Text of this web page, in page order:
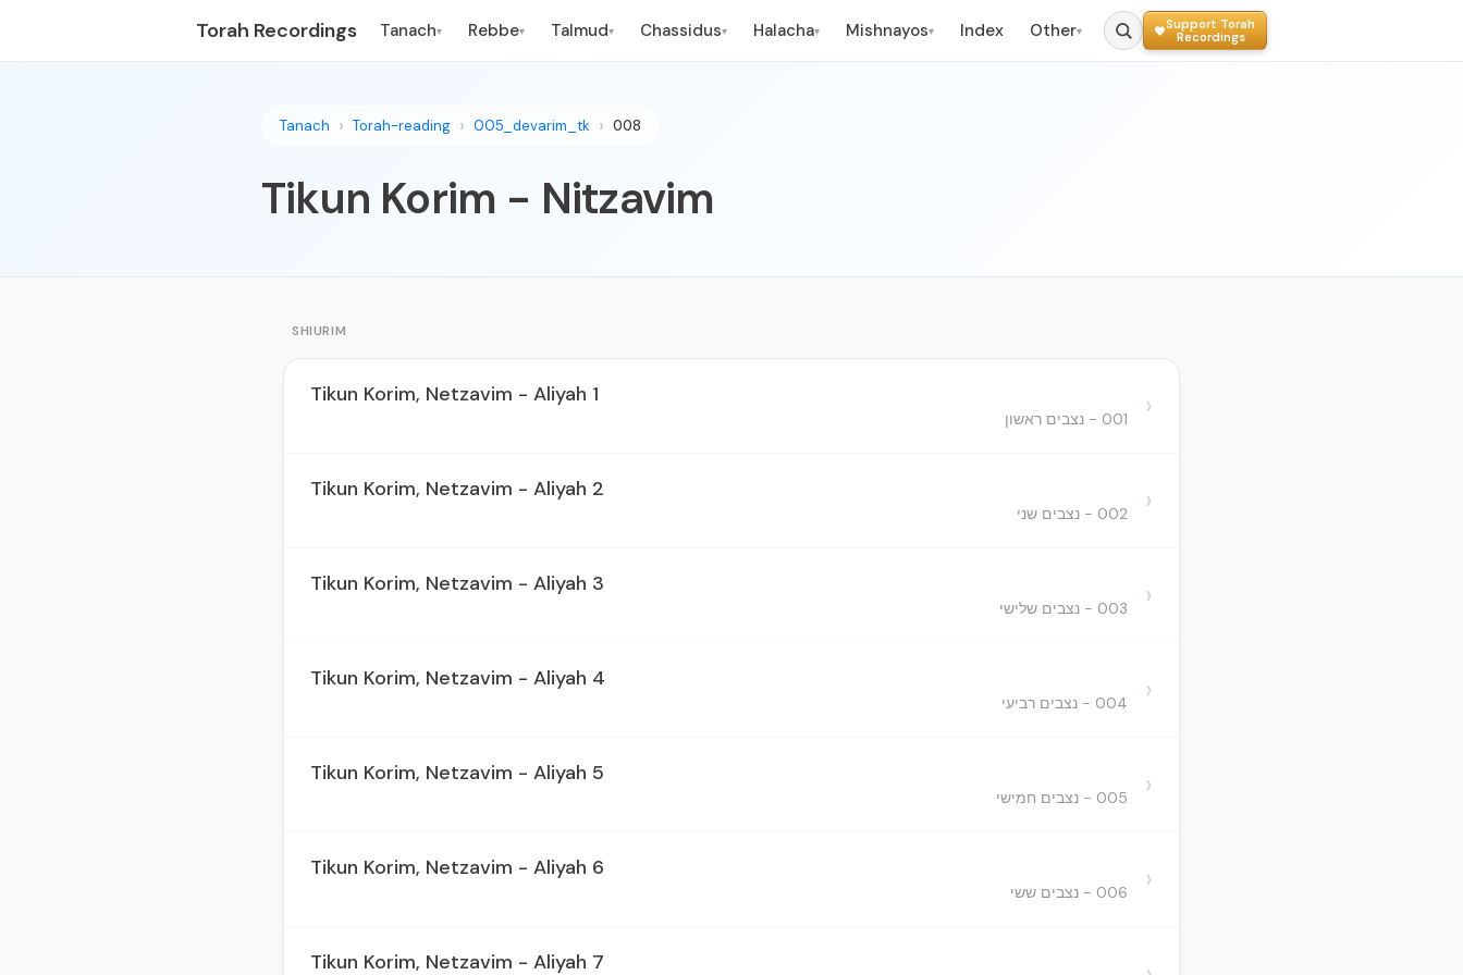
Torah Recordings Tanach▾ Rebbe▾ Talmud▾ Chassidus▾ Halacha▾ Mishnayos▾ Index Other▾
Support Torah
Recordings
Tanach Torah-reading 005_devarim_tk 008
Tikun Korim - Nitzavim
SHIURIM
Tikun Korim, Netzavim - Aliyah 1
001 - נצבים ראשון ›
Tikun Korim, Netzavim - Aliyah 2
002 - נצבים שני ›
Tikun Korim, Netzavim - Aliyah 3
003 - נצבים שלישי ›
Tikun Korim, Netzavim - Aliyah 4
004 - נצבים רביעי ›
Tikun Korim, Netzavim - Aliyah 5
005 - נצבים חמישי ›
Tikun Korim, Netzavim - Aliyah 6
006 - נצבים ששי ›
Tikun Korim, Netzavim - Aliyah 7